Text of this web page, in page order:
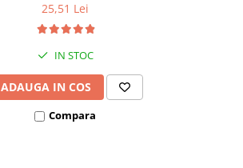
25,51 Lei
IN STOC
ADAUGA IN COS
Compara